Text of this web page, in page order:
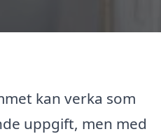
kan verka som
uppgift, men med